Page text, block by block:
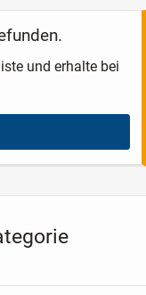
und erhalte bei